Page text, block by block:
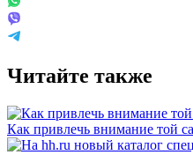
Читайте также
Как привлечь внимание той